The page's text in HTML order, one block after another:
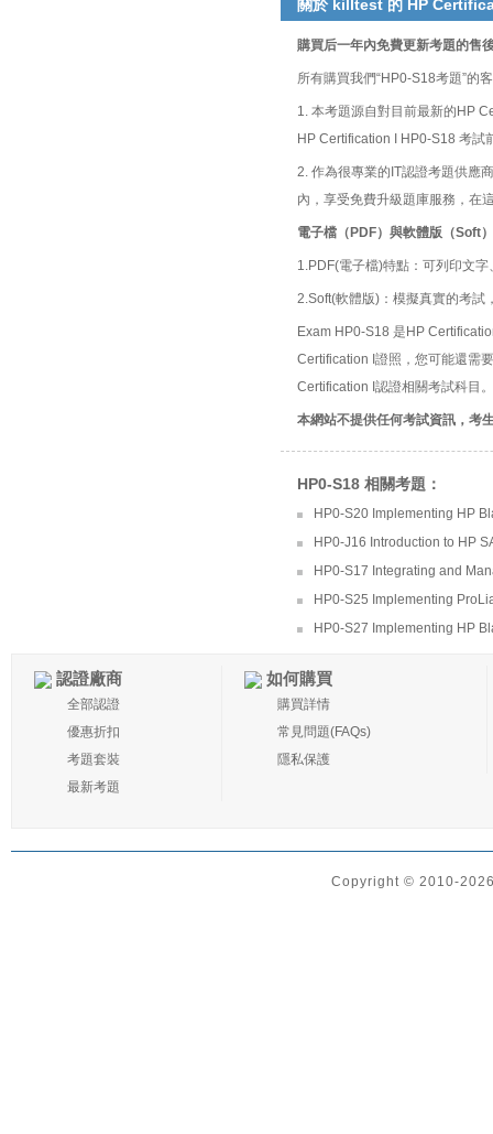
關於 killtest 的 HP
購買后一年內免費更新考題的售
所有購買我們“HP0-S18考題”的
1. 本考題源自對目前最新的HP
HP Certification I HP0-S18 考試
2. 作為很專業的IT認證考題供應
內，享受免費升級題庫服務，在
電子檔（PDF）與軟體版（Soft
1.PDF(電子檔)特點：可列印文
2.Soft(軟體版)：模擬真實的考試
Exam HP0-S18 是HP
Certification I證照，您可能還需
Certification I認證相關考試科目。
本網站不提供任何考試資訊，考
HP0-S18 相關考題：
HP0-S20 Implementing HP
HP0-J16 Introduction to HP
HP0-S17 Integrating and
HP0-S25 Implementing
HP0-S27 Implementing HP
認證廠商
全部認證
優惠折扣
考題套裝
最新考題
如何購買
購買詳情
常見問題(FAQs)
隱私保護
Copyright © 2010-